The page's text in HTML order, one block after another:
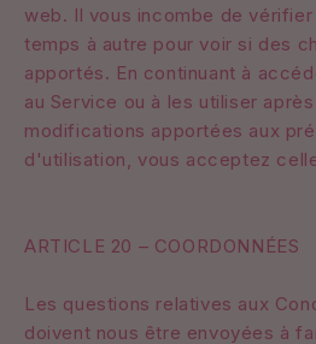
web. Il vous incombe de
temps à autre pour voir si des
apportés. En continuant à
au Service ou à les utiliser
modifications apportées aux
d'utilisation, vous acceptez
ARTICLE 20 – COORDONNÉES
Les questions relatives aux
doivent nous être envoyées à